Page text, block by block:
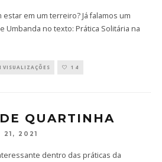
em um terreiro? Já falamos um
Umbanda no texto: Prática Solitária na
VISUALIZAÇÕES 14
QUARTINHA
21, 2021
dentro das práticas da